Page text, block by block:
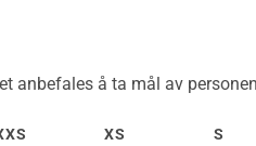
anbefales å ta mål av
XS S